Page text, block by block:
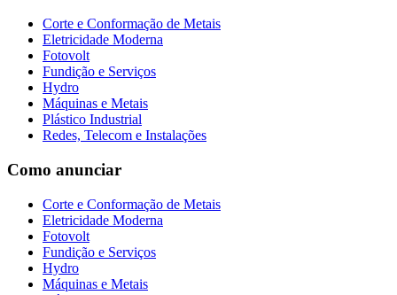
Corte e Conformação de Metais
Eletricidade Moderna
Fotovolt
Fundição e Serviços
Hydro
Máquinas e Metais
Plástico Industrial
Redes, Telecom e Instalações
Como anunciar
Corte e Conformação de Metais
Eletricidade Moderna
Fotovolt
Fundição e Serviços
Hydro
Máquinas e Metais